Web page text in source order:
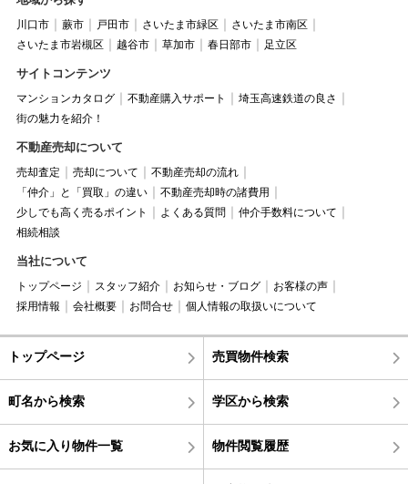
川口市 蕨市 戸田市 さいたま市緑区
さいたま市南区
さいたま市岩槻区
越谷市 草加市 春日部市 足立区
サイトコンテンツ
マンションカタログ 不動産購入サポート
埼玉高速鉄道の良さ
街の魅力を紹介！
不動産売却について
売却査定 売却について
不動産売却の流れ
「仲介」と「買取」の違い
不動産売却時の諸費用
少しでも高く売るポイント
よくある質問
仲介手数料について
相続相談
当社について
トップページ スタッフ紹介 お知らせ・ブログ
お客様の声
採用情報
会社概要 お問合せ 個人情報の取扱いについて
トップページ 売買物件検索
町名から検索 学区から検索
お気に入り物件一覧 物件閲覧履歴